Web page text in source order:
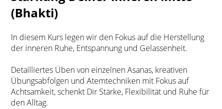
(Bhakti)
In diesem Kurs legen wir den Fokus auf die Herstellung
der inneren Ruhe, Entspannung und Gelassenheit.
Detailliertes Üben von einzelnen Asanas, kreativen
Übungsabfolgen und Atemtechniken mit Fokus auf
Achtsamkeit, schenkt Dir Stärke, Flexibilität und Ruhe für
den Alltag.